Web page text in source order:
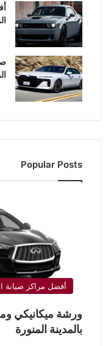
Popular Posts
أفضل مراكز صيانة
ورشة ميكانيكي
بالمدينة المنورة